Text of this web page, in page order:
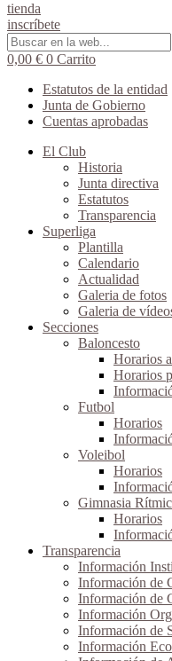
tienda
inscríbete
0,00 € 0 Carrito
Estatutos de la entidad
Junta de Gobierno
Cuentas aprobadas
El Club
Historia
Junta directiva
Estatutos
Transparencia
Superliga
Plantilla
Calendario
Actualidad
Galeria de fotos
Galeria de
Secciones
Baloncesto
Horarios
Horarios
Futbol
Horarios
Voleibol
Horarios
Gimnasia
Horarios
Transparencia
Información
Información de
Información de
Información
Información de
Información